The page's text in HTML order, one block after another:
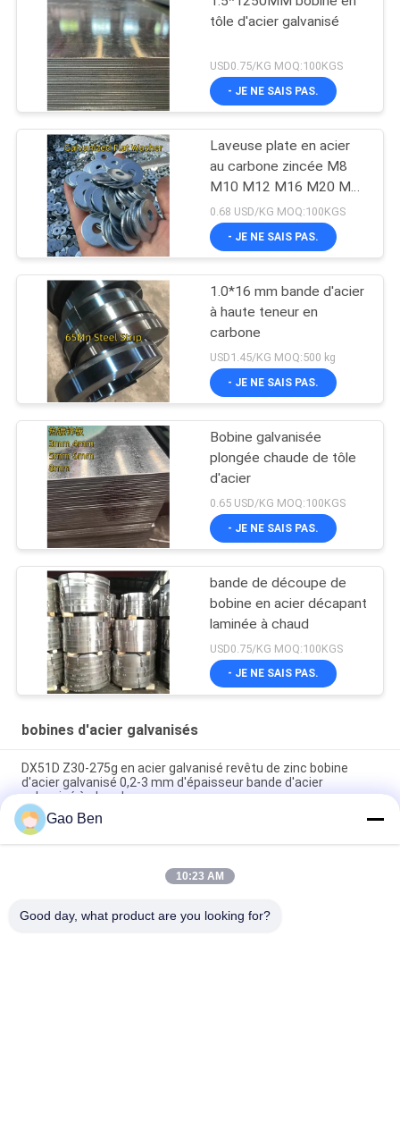
tôle d'acier galvanisé
USD0.75/KG MOQ:100KGS
- JE NE SAIS PAS.
Laveuse plate en acier
au carbone zincée M8
M10 M12 M16 M20 M25
Plaine galvanisée
0.68 USD/KG MOQ:100KGS
- JE NE SAIS PAS.
1.0*16 mm bande d'acier
à haute teneur en
carbone
USD1.45/KG MOQ:500 kg
- JE NE SAIS PAS.
Bobine galvanisée
plongée chaude de tôle
d'acier
0.65 USD/KG MOQ:100KGS
- JE NE SAIS PAS.
bande de découpe de
bobine en acier décapant
laminée à chaud
USD0.75/KG MOQ:100KGS
- JE NE SAIS PAS.
bobines d'acier galvanisés
DX51D Z30-275g en acier galvanisé revêtu de zinc bobine
d'acier galvanisé 0,2-3 mm d'épaisseur bande d'acier
galvanisé à chaud
AZ80 AZ120 AZ150 Aluminum Zinc Coated Galvalume Steel
Coil Sheet 1.5*1250mm
La paillette régulière 1.0*1250 de la bobine DX51-AZ150
Gao Ben
10:23 AM
Good day, what product are you looking for?